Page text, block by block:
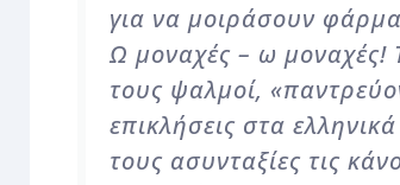
για να μοιράσουν
Ω μοναχές – ω μοναχές!
τους ψαλμοί,
επικλήσεις στα
τους ασυνταξίες τις